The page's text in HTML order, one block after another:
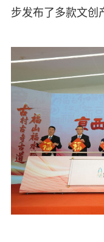
步发布了多款文创